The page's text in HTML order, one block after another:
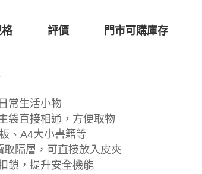
評價 門市可購庫存
常生活小物
袋直接相通，方便取物
、A4大小書籍等
隔層，可直接放入皮夾
鎖，提升安全機能